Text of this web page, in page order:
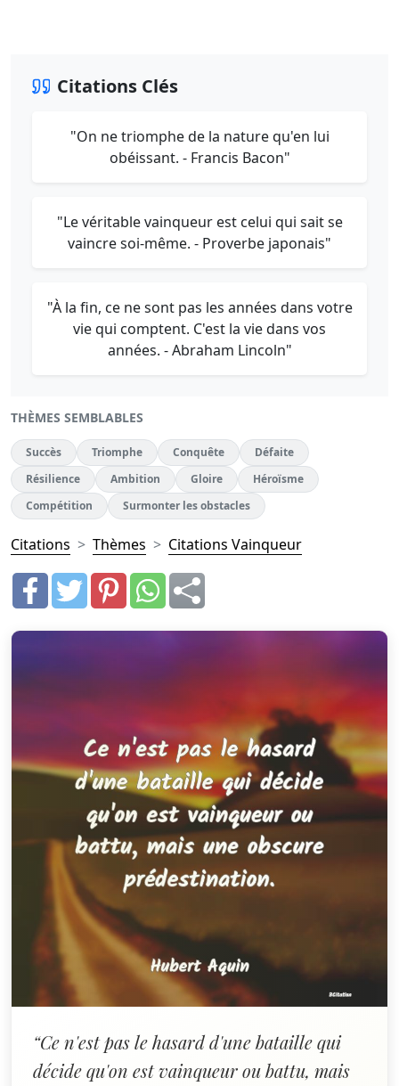
Citations Clés
"On ne triomphe de la nature qu'en lui
obéissant. - Francis Bacon"
"Le véritable vainqueur est celui qui sait se
vaincre soi-même. - Proverbe japonais"
"À la fin, ce ne sont pas les années dans votre
vie qui comptent. C'est la vie dans vos
années. - Abraham Lincoln"
THÈMES SEMBLABLES
Succès Triomphe Conquête
Défaite
Résilience
Ambition Gloire
Héroïsme
Compétition
Surmonter les obstacles
Citations Thèmes Citations Vainqueur
“Ce n'est pas le hasard d'une bataille qui
décide qu'on est vainqueur ou battu, mais